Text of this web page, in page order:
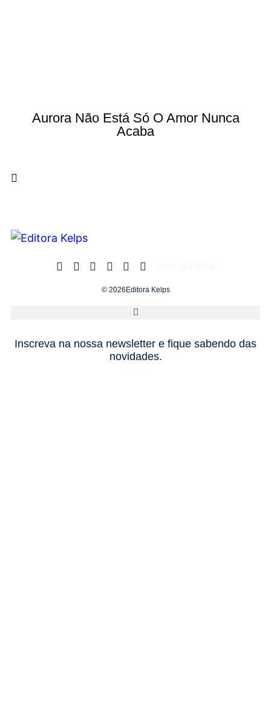
Aurora Não Está Só O Amor Nunca
Acaba
© 2026Editora Kelps
Inscreva na nossa newsletter e fique sabendo das
novidades.